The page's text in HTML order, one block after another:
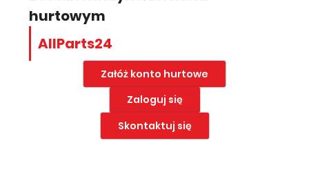
hurtowym
AllParts24
Załóż konto hurtowe
Zaloguj się
Skontaktuj się
((cancelText))
Anuluj Zapisz
Anuluj Zaloguj się